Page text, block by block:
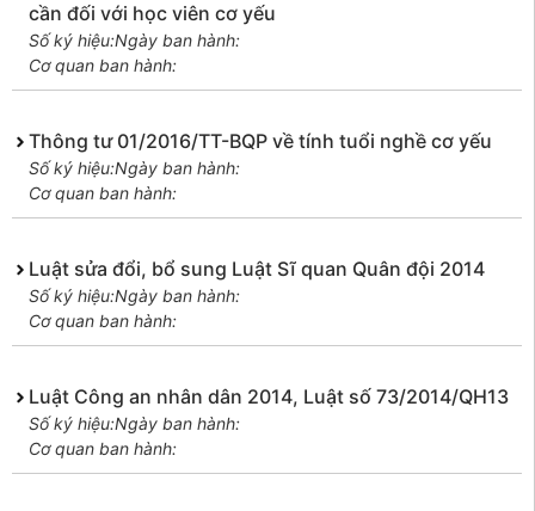
cần đối với học viên cơ yếu
Số ký hiệu:Ngày ban hành:
Cơ quan ban hành:
Thông tư 01/2016/TT-BQP về tính tuổi nghề cơ yếu
Số ký hiệu:Ngày ban hành:
Cơ quan ban hành:
Luật sửa đổi, bổ sung Luật Sĩ quan Quân đội 2014
Số ký hiệu:Ngày ban hành:
Cơ quan ban hành:
Luật Công an nhân dân 2014, Luật số 73/2014/QH13
Số ký hiệu:Ngày ban hành:
Cơ quan ban hành: